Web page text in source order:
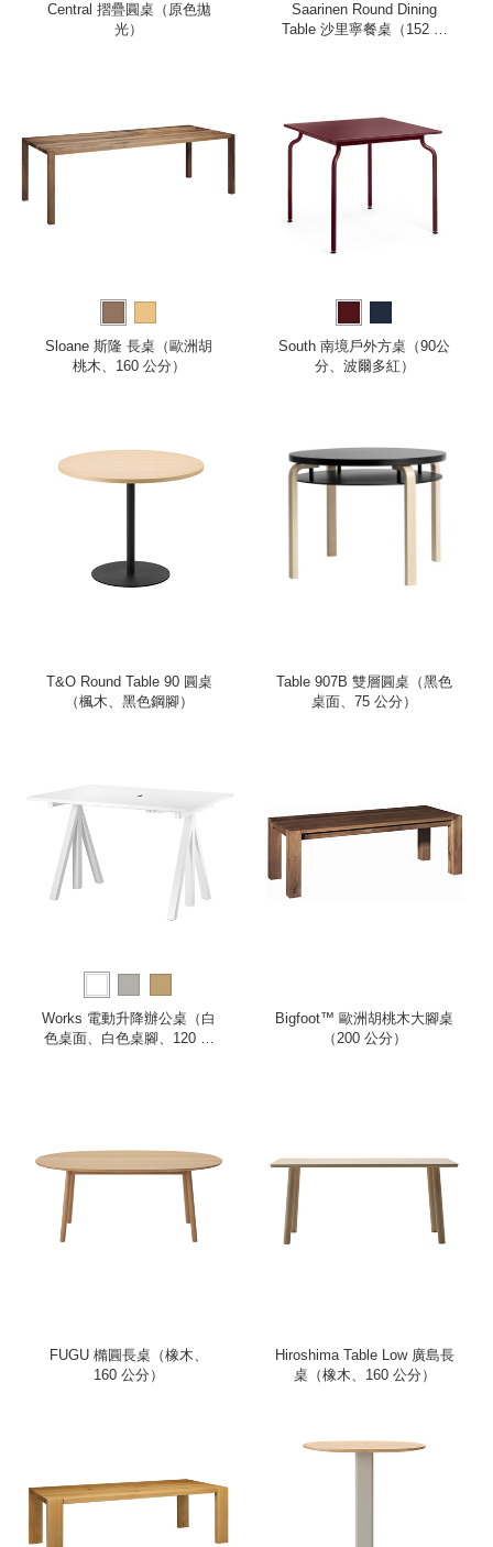
Central 摺疊圓桌（原色拋
光）
Saarinen Round Dining
Table 沙里寧餐桌（152 公
Sloane 斯隆 長桌（歐洲胡
桃木、160 公分）
South 南境戶外方桌（90公
分、波爾多紅）
T&O Round Table 90 圓桌
（楓木、黑色鋼腳）
Table 907B 雙層圓桌（黑色
桌面、75 公分）
Works 電動升降辦公桌（白
色桌面、白色桌腳、120 公
Bigfoot™ 歐洲胡桃木大腳桌
（200 公分）
FUGU 橢圓長桌（橡木、
160 公分）
Hiroshima Table Low 廣島長
桌（橡木、160 公分）